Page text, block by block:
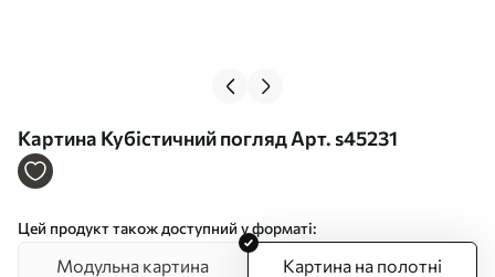
Картина Кубістичний погляд Арт. s45231
Цей продукт також доступний у форматі:
Модульна картина Картина на полотні